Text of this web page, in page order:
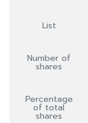
List
Number of
shares
Percentage
of total
shares